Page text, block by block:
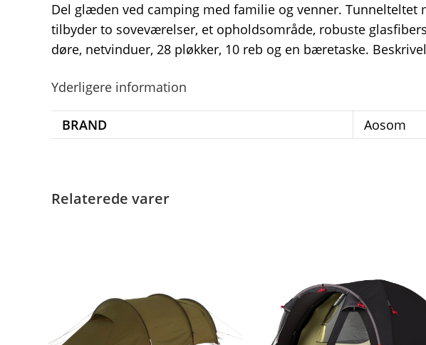
Del glæden ved camping med familie og venner.
tilbyder to soveværelser, et opholdsområde, robuste
døre, netvinduer, 28 pløkker, 10 reb og en bæretaske.
Yderligere information
BRAND Aosom
Relaterede varer